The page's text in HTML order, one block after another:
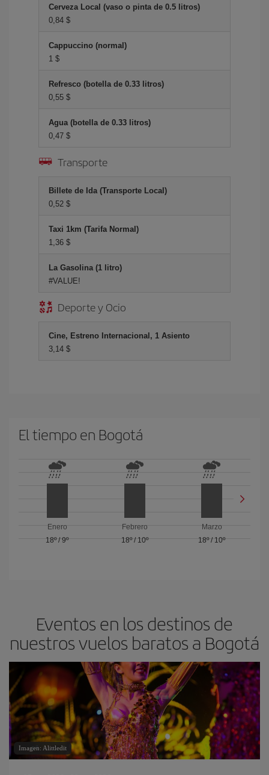
Cerveza Local (vaso o pinta de 0.5 litros)
0,84 $
Cappuccino (normal)
1 $
Refresco (botella de 0.33 litros)
0,55 $
Agua (botella de 0.33 litros)
0,47 $
Transporte
Billete de Ida (Transporte Local)
0,52 $
Taxi 1km (Tarifa Normal)
1,36 $
La Gasolina (1 litro)
#VALUE!
Deporte y Ocio
Cine, Estreno Internacional, 1 Asiento
3,14 $
El tiempo en Bogotá
Enero
18º/9º
Febrero
18º/ 10º
Marzo
18º/ 10º
Eventos en los destinos de
nuestros vuelos baratos a Bogotá
Imagen: Alittledit